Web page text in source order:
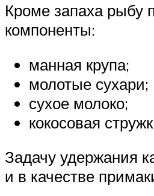
Кроме запаха рыбу
компоненты:
манная крупа;
молотые сухари;
сухое молоко;
кокосовая
Задачу удержания
и в качестве